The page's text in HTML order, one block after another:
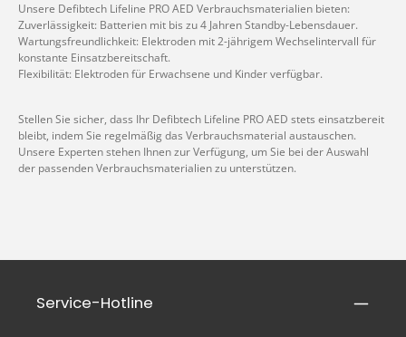
Unsere Defibtech Lifeline PRO AED Verbrauchsmaterialien bieten:
Zuverlässigkeit: Batterien mit bis zu 4 Jahren Standby-Lebensdauer.
Wartungsfreundlichkeit: Elektroden mit 2-jährigem Wechselintervall für
konstante Einsatzbereitschaft.
Flexibilität: Elektroden für Erwachsene und Kinder verfügbar.
Stellen Sie sicher, dass Ihr Defibtech Lifeline PRO AED stets einsatzbereit
bleibt, indem Sie regelmäßig das Verbrauchsmaterial austauschen.
Unsere Experten stehen Ihnen zur Verfügung, um Sie bei der Auswahl
der passenden Verbrauchsmaterialien zu unterstützen.
Service-Hotline